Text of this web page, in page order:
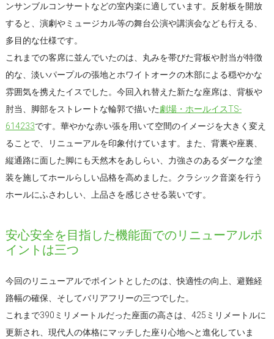
ンサンブルコンサートなどの室内楽に適しています。反射板を開放
すると、演劇やミュージカル等の舞台公演や講演会なども行える、
多目的な仕様です。
これまでの客席に並んでいたのは、丸みを帯びた背板や肘当が特徴
的な、淡いパープルの張地とホワイトオークの木部による穏やかな
雰囲気を携えたイスでした。今回入れ替えた新たな座席は、背板や
肘当、脚部をストレートな輪郭で描いた劇場・ホールイスTS-
614233です。華やかな赤い張を用いて空間のイメージを大きく変え
ることで、リニューアルを印象付けています。また、背裏や座裏、
縦通路に面した脚にも天然木をあしらい、力強さのあるダークな塗
装を施してホールらしい品格を高めました。クラシック音楽を行う
ホールにふさわしい、上品さを感じさせる装いです。
安心安全を目指した機能面でのリニューアルポ
イントは三つ
今回のリニューアルでポイントとしたのは、快適性の向上、避難経
路幅の確保、そしてバリアフリーの三つでした。
これまで390ミリメートルだった座面の高さは、425ミリメートルに
更新され、現代人の体格にマッチした座り心地へと進化していま